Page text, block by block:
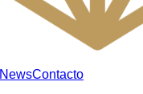
Contacto